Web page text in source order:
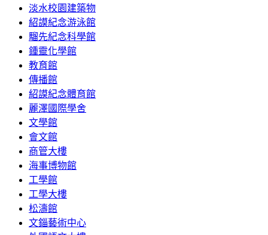
淡水校園建築物
紹謨紀念游泳館
騮先紀念科學館
鍾靈化學館
教育館
傳播館
紹謨紀念體育館
麗澤國際學舍
文學館
會文館
商管大樓
海事博物館
工學館
工學大樓
松濤館
文錙藝術中心